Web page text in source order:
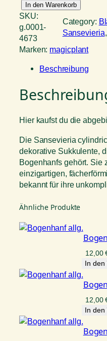
a
n
s
e
a
y
l
i
n
d
i
a
s
F
In den Warenkorb
SKU:
g.0001-
4673
Category:
Sansevieria,
Marken: magicplant
Beschreibung
Hier kaufst du die
Die Sansevieria
dekorative Sukkulente,
Bogenhanfs gehört. Sie
einzigartigen,
bekannt für ihre
Ähnliche Produkte
12,00
In den
12,00
In den